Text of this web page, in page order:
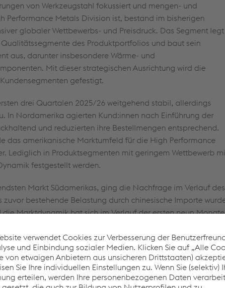
CAMPUS investiert die
voestalpine gezielt in die
Ausbildung von Fachkräften.
von Werkzeugstahl fokussiert und mengen- und
Performance Metals Division ist, bestand im bisherigen
globaler Wettbewerbs- und Preisdruck. Das Segment legt
des Produktportfolios und baut sein
aus, darunter insbesondere Wärme- und
Mit dieser strategischen Ausrichtung wird die
gefestigt.
drei Quartalen 2025/26 weitgehend stabil, allerdings
In Nordamerika agierten Kund:innen nach Einführung der
und reduzierten ihre Bestellmengen entsprechend.
das amerikanische Marktumfeld für die High Performance
Lediglich in Produktsegmenten mit geringem Wettbewerb
festgestellt werden.
Markt Südamerikas, ging die Nachfrage im Verlauf des
bestehende Belastung durch chinesische Importe
Marktdynamik hat sich im Verlauf der ersten neun Monate
Demgegenüber blieb die Nachfrageentwicklung in
2025/26 unverändert robust auf sehr
Spektrum an Spezialstählen und bearbeiteten
Anwendungen weltweit zum Einsatz kommen. Im